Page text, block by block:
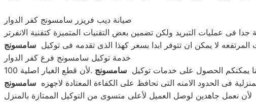
صيانة ديب فريزر سامسونج كفر الدوار
المرتفعه لا يمكن ان تتوفر ابدا بسعر كهذا الذى تقدمه فى توكيل سامسونج
خدمة توكيل سامسونج فرع كفر الدوار
يمكنكم الحصول على خدمات توكيل سامسونج
فى الحدود الامنه التى تحافظ على الكفاءة المعتادة لاجهزه سامسونج
لأن نعمل جاهدين لوصل العميل لأعلى متسوى من التوكيل الممتازة بالمنزل